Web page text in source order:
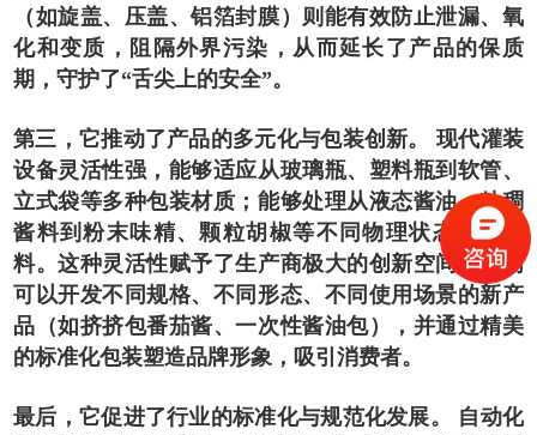
（如旋盖、压盖、铝箔封膜）则能有效防止泄漏、氧
化和变质，阻隔外界污染，从而延长了产品的保质
期，守护了“舌尖上的安全”。
第三，它推动了产品的多元化与包装创新。 现代灌装
设备灵活性强，能够适应从玻璃瓶、塑料瓶到软管、
立式袋等多种包装材质；能够处理从液态酱油、粘稠
酱料到粉末味精、颗粒胡椒等不同物理状态的调味
料。这种灵活性赋予了生产商极大的创新空间，他们
可以开发不同规格、不同形态、不同使用场景的新产
品（如挤挤包番茄酱、一次性酱油包），并通过精美
的标准化包装塑造品牌形象，吸引消费者。
最后，它促进了行业的标准化与规范化发展。 自动化